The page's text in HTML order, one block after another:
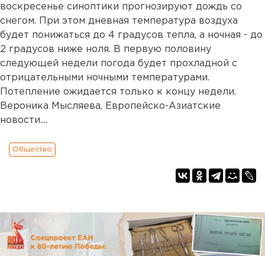
воскресенье синоптики прогнозируют дождь со
снегом. При этом дневная температура воздуха
будет понижаться до 4 градусов тепла, а ночная - до
2 градусов ниже ноля. В первую половину
следующей недели погода будет прохладной с
отрицательными ночными температурами.
Потепление ожидается только к концу недели.
Вероника Мысляева, Европейско-Азиатские
новости....
Общество